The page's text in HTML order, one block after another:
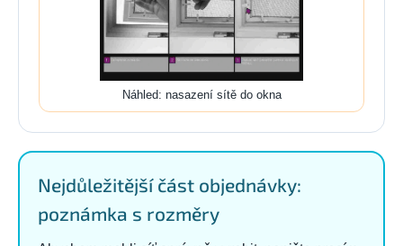
Náhled: nasazení sítě do okna
Nejdůležitější část objednávky:
poznámka s rozměry